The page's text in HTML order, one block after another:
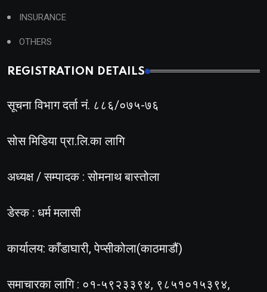
INSURANCE
OTHERS
REGISTRATION DETAILS
सूचना विभाग दर्ता नं. ८८६/०७५-७६
सोस मिडिया प्रा.लि.का लागि
अध्यक्ष / सम्पादक : सोमनाथ बास्तोला
डेस्क : धर्म मलासी
कार्यालय: काँडाघारी, पेप्सीकोला(काठमाडौं)
समाचारका लागि : ०१-५९२३३९४, ९८५१०१५३९४,